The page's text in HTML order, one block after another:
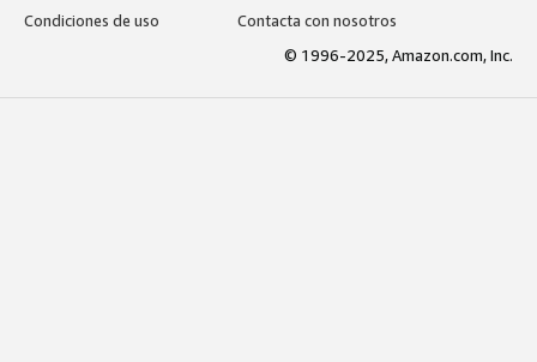
Condiciones de uso
Contacta con nosotros
© 1996-2025, Amazon.com, Inc.